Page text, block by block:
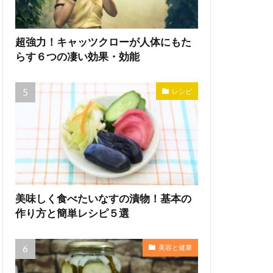
超強力！キャッツクローが人体にもた
らす６つの凄い効果・効能
レシピ
美味しく食べたいなすの漬物！基本の
作り方と簡単レシピ５選
美容と健康